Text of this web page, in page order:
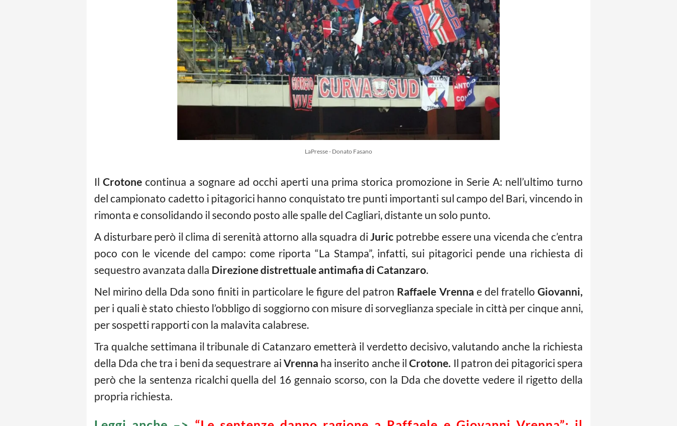
LaPresse - Donato Fasano
Il Crotonecontinua a sognare ad occhi aperti una prima storica promozione in Serie A: nell’ultimo turno
del campionato cadetto i pitagorici hanno conquistato tre punti importanti sul campo del Bari, vincendo in
rimonta e consolidando il secondo posto alle spalle del Cagliari, distante un solo punto.
A disturbare però il clima di serenità attorno alla squadra diJuric potrebbe essere una vicenda che c’entra
poco con le vicende del campo: come riporta “La Stampa”, infatti, sui pitagorici pende una richiesta di
sequestro avanzata dalla Direzione distrettuale antimafia di Catanzaro.
Nel mirino della Dda sono finiti in particolare le figure del patron Raffaele Vrenna e del fratelloGiovanni,
per i quali è stato chiesto l’obbligo di soggiorno con misure di sorveglianza speciale in città per cinque anni,
per sospetti rapporti con la malavita calabrese.
Tra qualche settimana il tribunale di Catanzaro emetterà il verdetto decisivo, valutando anche la richiesta
della Dda che tra i beni da sequestrare ai Vrenna ha inserito anche ilCrotone. Il patron dei pitagorici spera
però che la sentenza ricalchi quella del 16 gennaio scorso, con la Dda che dovette vedere il rigetto della
propria richiesta.